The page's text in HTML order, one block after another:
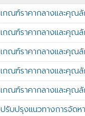
เกณฑ์ราคากลางและคุณ
เกณฑ์ราคากลางและคุณ
เกณฑ์ราคากลางและคุณ
เกณฑ์ราคากลางและคุณ
เกณฑ์ราคากลางและคุณ
ปรับปรุงแนวทางการจัด